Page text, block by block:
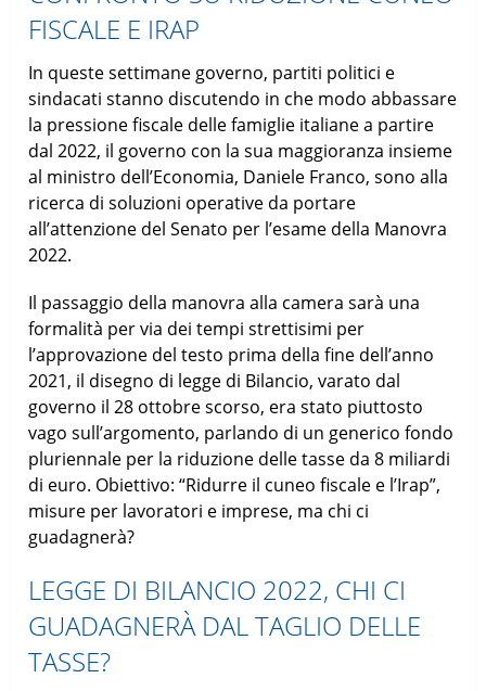
FISCALE E IRAP
In queste settimane governo, partiti politici e
sindacati stanno discutendo in che modo abbassare
la pressione fiscale delle famiglie italiane a partire
dal 2022, il governo con la sua maggioranza insieme
al ministro dell’Economia, Daniele Franco, sono alla
ricerca di soluzioni operative da portare
all’attenzione del Senato per l’esame della Manovra
2022.
Il passaggio della manovra alla camera sarà una
formalità per via dei tempi strettisimi per
l’approvazione del testo prima della fine dell’anno
2021, il disegno di legge di Bilancio, varato dal
governo il 28 ottobre scorso, era stato piuttosto
vago sull’argomento, parlando di un generico fondo
pluriennale per la riduzione delle tasse da 8 miliardi
di euro. Obiettivo: “Ridurre il cuneo fiscale e l’Irap”,
misure per lavoratori e imprese, ma chi ci
guadagnerà?
LEGGE DI BILANCIO 2022, CHI CI
GUADAGNERÀ DAL TAGLIO DELLE
TASSE?